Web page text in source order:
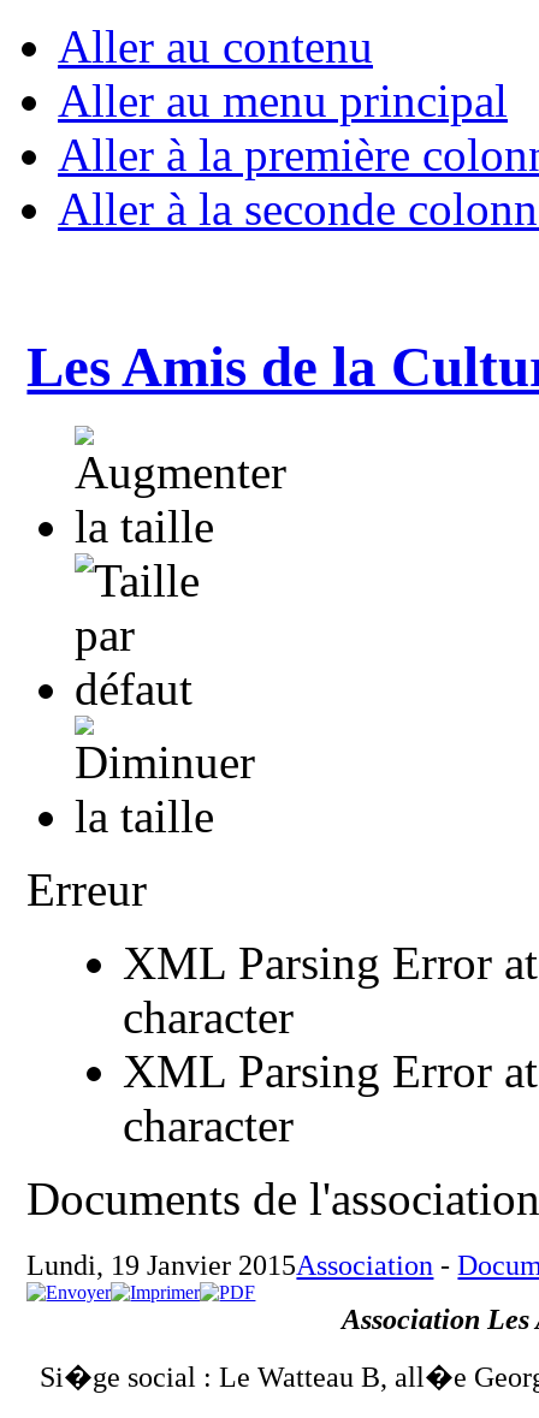
Aller au contenu
Aller au menu principal
Aller à la première
Aller à la seconde
Les Amis de la
Erreur
XML Parsing Error
character
XML Parsing Error
character
Documents de
Lundi, 19 Janvier 2015Association -
Association Les
Si�ge social : Le Watteau B, all�e